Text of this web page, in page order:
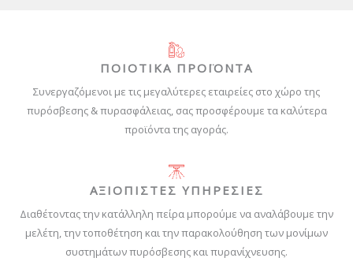
ΠΟΙΟΤΙΚΑ ΠΡΟΪΟΝΤΑ
Συνεργαζόμενοι με τις μεγαλύτερες εταιρείες στο χώρο της
πυρόσβεσης & πυρασφάλειας, σας προσφέρουμε τα καλύτερα
προϊόντα της αγοράς.
ΑΞΙΟΠΙΣΤΕΣ ΥΠΗΡΕΣΙΕΣ
Διαθέτοντας την κατάλληλη πείρα μπορούμε να αναλάβουμε την
μελέτη, την τοποθέτηση και την παρακολούθηση των μονίμων
συστημάτων πυρόσβεσης και πυρανίχνευσης.